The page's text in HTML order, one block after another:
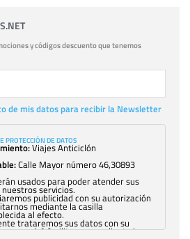
y códigos descuento que tenemos
de mis datos para recibir la Newsletter
PROTECCIÓN DE DATOS
Viajes Anticiclón
Calle Mayor número 46,30893
usados para poder atender sus
servicios.
publicidad con su autorización
mediante la casilla
al efecto.
trataremos sus datos con su
que podrá facilitarnos mediante la